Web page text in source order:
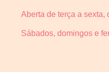
Aberta de terça a sexta,
Sábados, domingos e